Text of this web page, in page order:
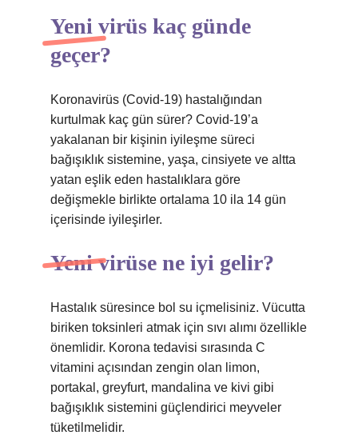
Yeni virüs kaç günde
geçer?
Koronavirüs (Covid-19) hastalığından
kurtulmak kaç gün sürer? Covid-19’a
yakalanan bir kişinin iyileşme süreci
bağışıklık sistemine, yaşa, cinsiyete ve altta
yatan eşlik eden hastalıklara göre
değişmekle birlikte ortalama 10 ila 14 gün
içerisinde iyileşirler.
Yeni virüse ne iyi gelir?
Hastalık süresince bol su içmelisiniz. Vücutta
biriken toksinleri atmak için sıvı alımı özellikle
önemlidir. Korona tedavisi sırasında C
vitamini açısından zengin olan limon,
portakal, greyfurt, mandalina ve kivi gibi
bağışıklık sistemini güçlendirici meyveler
tüketilmelidir.